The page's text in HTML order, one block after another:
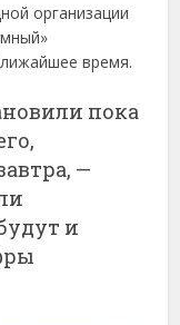
организации
время.
пока
—
и